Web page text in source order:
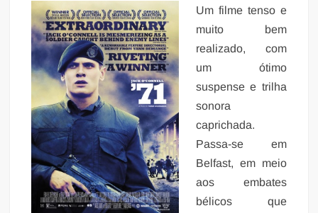
Um filme tenso e
muito bem
realizado, com
um ótimo
suspense e trilha
sonora
caprichada.
Passa-se em
Belfast, em meio
aos embates
bélicos que